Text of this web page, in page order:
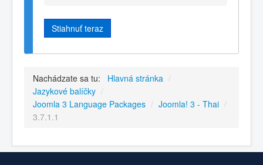
Stiahnuť teraz
Nachádzate sa tu: Hlavná stránka /
Jazykové balíčky /
Joomla 3 Language Packages / Joomla! 3 - Thai /
3.7.1.1